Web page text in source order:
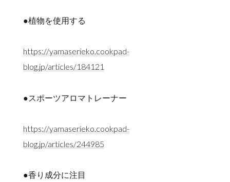
●植物を使用する
https://yamaserieko.cookpad-
blog.jp/articles/184121
●スポーツアロマトレーナー
https://yamaserieko.cookpad-
blog.jp/articles/244985
●香り成分に注目